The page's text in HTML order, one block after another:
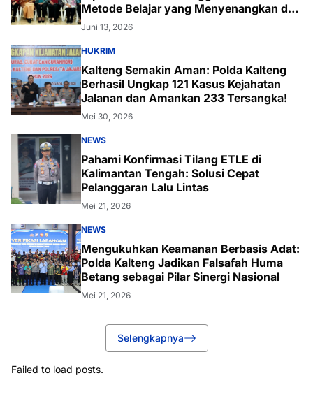
Metode Belajar yang Menyenangkan dan
Inovatif
Juni 13, 2026
HUKRIM
Kalteng Semakin Aman: Polda Kalteng
Berhasil Ungkap 121 Kasus Kejahatan
Jalanan dan Amankan 233 Tersangka!
Mei 30, 2026
NEWS
Pahami Konfirmasi Tilang ETLE di
Kalimantan Tengah: Solusi Cepat
Pelanggaran Lalu Lintas
Mei 21, 2026
NEWS
Mengukuhkan Keamanan Berbasis Adat:
Polda Kalteng Jadikan Falsafah Huma
Betang sebagai Pilar Sinergi Nasional
Mei 21, 2026
Selengkapnya
Failed to load posts.